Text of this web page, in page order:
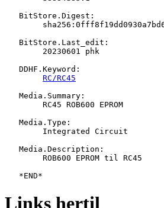
   BitStore.Digest:
   BitStore.Last_edit:
   DDHF.Keyword:
RC/RC45
   Media.Summary:
   Media.Type:
   Media.Description:
Links hertil